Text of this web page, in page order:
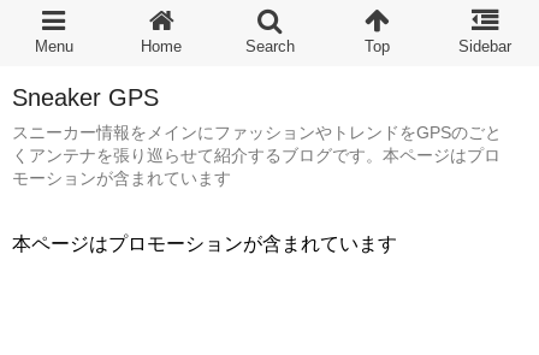
Sneaker GPS
スニーカー情報をメインにファッションやトレンドをGPSのごと
くアンテナを張り巡らせて紹介するブログです。本ページはプロ
モーションが含まれています
本ページはプロモーションが含まれています